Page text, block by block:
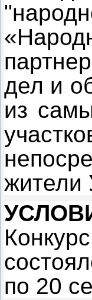
дел и
из
жители
по 20